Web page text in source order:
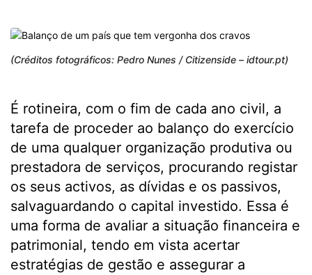
(Créditos fotográficos: Pedro Nunes / Citizenside – idtour.pt)
É rotineira, com o fim de cada ano civil, a
tarefa de proceder ao balanço do exercício
de uma qualquer organização produtiva ou
prestadora de serviços, procurando registar
os seus activos, as dívidas e os passivos,
salvaguardando o capital investido. Essa é
uma forma de avaliar a situação financeira e
patrimonial, tendo em vista acertar
estratégias de gestão e assegurar a